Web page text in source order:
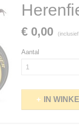
€ 0,00
Aantal
IN